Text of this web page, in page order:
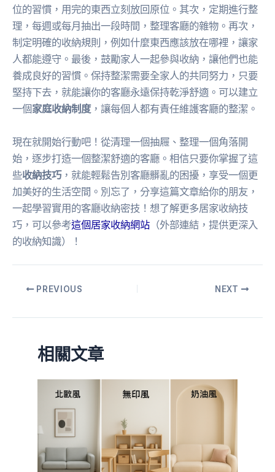
位的習慣，用完的東西立刻放回原位。其次，定期進行整
理，每週或每月抽出一段時間，整理客廳的雜物。再次，
制定明確的收納規則，例如什麼東西應該放在哪裡，讓家
人都能遵守。最後，鼓勵家人一起參與收納，讓他們也能
養成良好的習慣。保持整潔需要全家人的共同努力，只要
堅持下去，就能讓你的客廳永遠保持乾淨舒適。可以建立
一個家庭收納制度，讓每個人都有責任維護客廳的整潔。
現在就開始行動吧！從清理一個抽屜、整理一個角落開
始，逐步打造一個整潔舒適的客廳。相信只要你掌握了這
些收納技巧，就能輕鬆告別客廳髒亂的困擾，享受一個更
加美好的生活空間。別忘了，分享這篇文章給你的朋友，
一起學習實用的客廳收納密技！想了解更多居家收納技
巧，可以參考這個居家收納網站 （外部連結，提供更深入
的收納知識）！
PREVIOUS NEXT
相關文章